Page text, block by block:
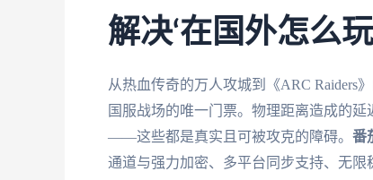
解决‘在国外怎么
从热血传奇的万人攻城到《ARC Raiders
国服战场的唯一门票。物理距离造成的
——这些都是真实且可被攻克的障碍。 番
通道与强力加密、多平台同步支持、无